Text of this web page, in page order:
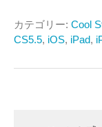
カテゴリー: Cool
CS5.5, iOS, iPad,